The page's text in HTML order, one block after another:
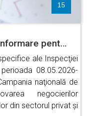
15
pent…
ale Inspecţiei
08.05.2026-
naţională de
negocierilor
din sectorul privat şi